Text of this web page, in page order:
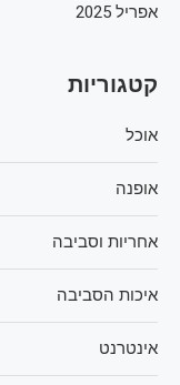
אפריל 2025
קטגוריות
אוכל
אופנה
אחריות וסביבה
איכות הסביבה
אינטרנט